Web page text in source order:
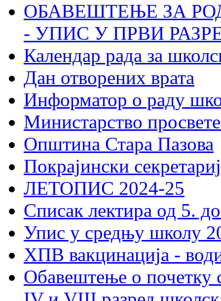
ОБАВЕШТЕЊЕ ЗА
- УПИС У ПРВИ
Календар рада за
Дан отворених врата
Информатор о раду
Министарство
Општина Стара Пазова
Покрајински
ЛЕТОПИС 2024-25
Списак лектира од 5.
Упис у средњу школу
ХПВ вакцинација -
Обавештење о почетку